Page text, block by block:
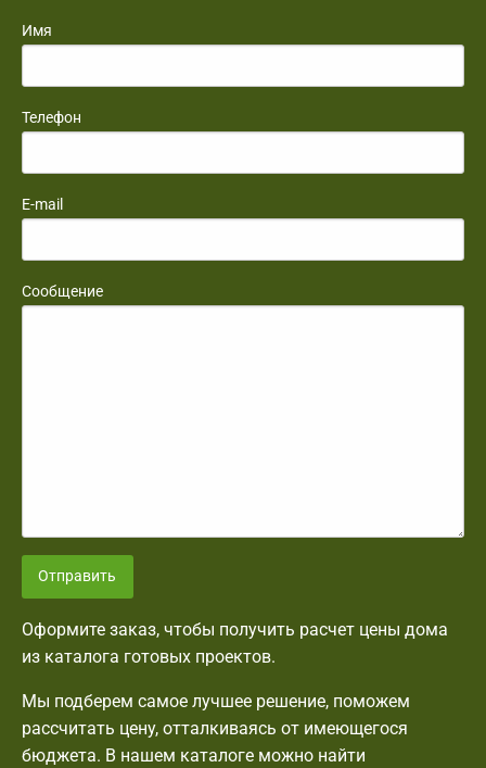
Имя
Телефон
E-mail
Сообщение
Отправить
Оформите заказ, чтобы получить расчет цены дома
из каталога готовых проектов.
Мы подберем самое лучшее решение, поможем
рассчитать цену, отталкиваясь от имеющегося
бюджета. В нашем каталоге можно найти